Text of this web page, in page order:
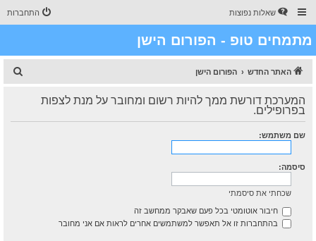
שאלות נפוצות התחברות
מתמחים טופ - הפורום הישן
האתר החדש הפורום הישן
ו
המערכת דורשת ממך להיות רשום ומחובר על מנת לצפות
בפרופילים.
שם משתמש:
סיסמה:
שכחתי את סיסמתי
חיבור אוטומטי בכל פעם שאבקר ממחשב זה
בהתחברות זו אל תאפשר למשתמשים אחרים לראות אם אני מחובר